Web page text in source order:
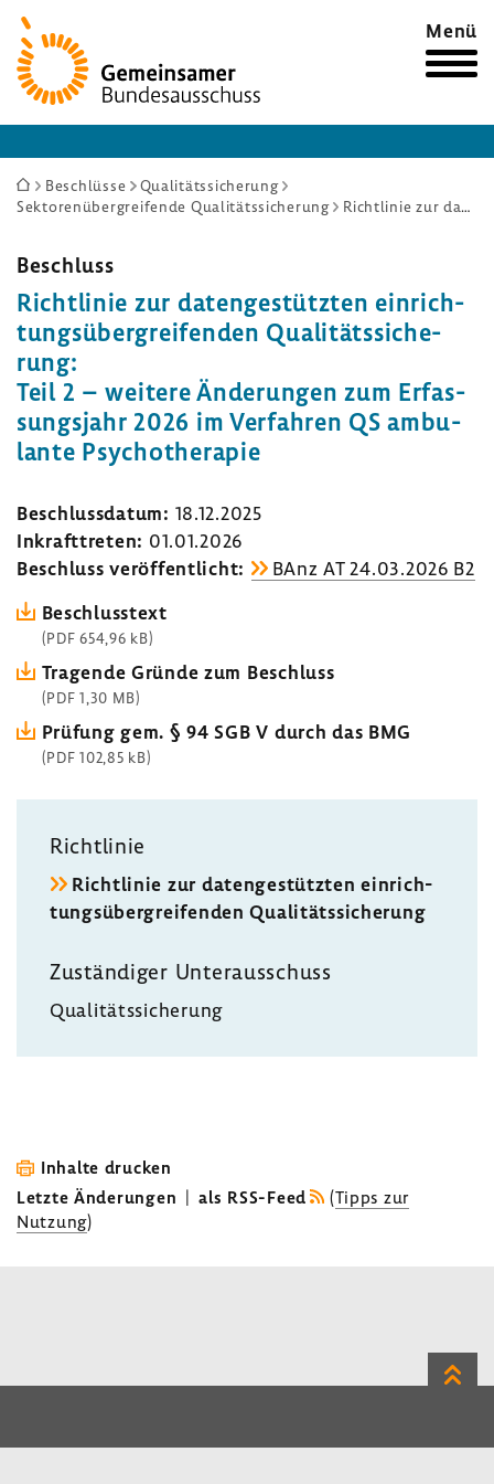
Zur
Startseite
Menü
Sie
sind
Beschlüsse
Qualitätssicherung
Sektorenübergreifende Qualitätssicherung
Richtlinie zur datengestützten einrichtungsübergreifenden Qualitätssicherung: Teil 2 – weitere Änderungen zum Erfassungsjahr 2026 im Verfahren QS ambulante Psychotherapie
Beschluss
Richt­linie zur daten­ge­stützten einrich­
tungs­über­grei­fenden Quali­täts­si­che­
rung:
Teil 2 – weitere Ände­rungen zum Erfas­
sungs­jahr 2026 im Verfahren QS ambu­
lante Psycho­the­rapie
Beschluss­datum: 18.12.2025
Inkraft­treten: 01.01.2026
Beschluss veröf­fent­licht:
BAnz AT 24.03.2026 B2
Beschluss­text
(PDF 654,96 kB)
Tragende Gründe zum Beschluss
(PDF 1,30 MB)
Prüfung gem. § 94 SGB V durch das BMG
(PDF 102,85 kB)
Richt­linie
Richt­linie zur daten­ge­stützten einrich­
tungs­über­grei­fenden Quali­täts­si­che­rung
Zustän­diger Unter­aus­schuss
Quali­täts­si­che­rung
Inhalte drucken
Letzte Änderungen | als RSS-Feed (Tipps zur
Nutzung)
Zum